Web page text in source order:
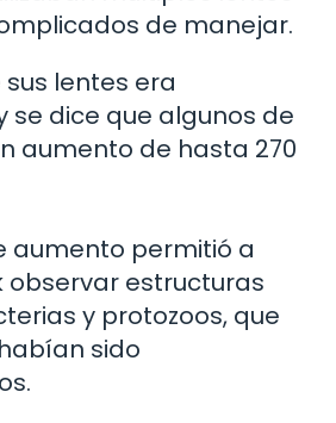
de manejar.
lentes era
se dice que algunos de
aumento de hasta 270
aumento permitió a
observar estructuras
y protozoos, que
sido